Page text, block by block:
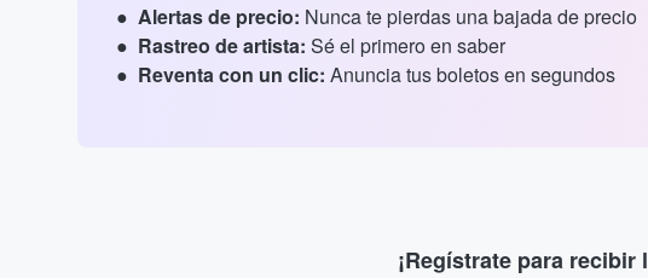
Alertas de precio: Nunca te pierdas una bajada de precio
Rastreo de artista: Sé el primero en saber
Reventa con un clic: Anuncia tus boletos en segundos
¡Regístrate para